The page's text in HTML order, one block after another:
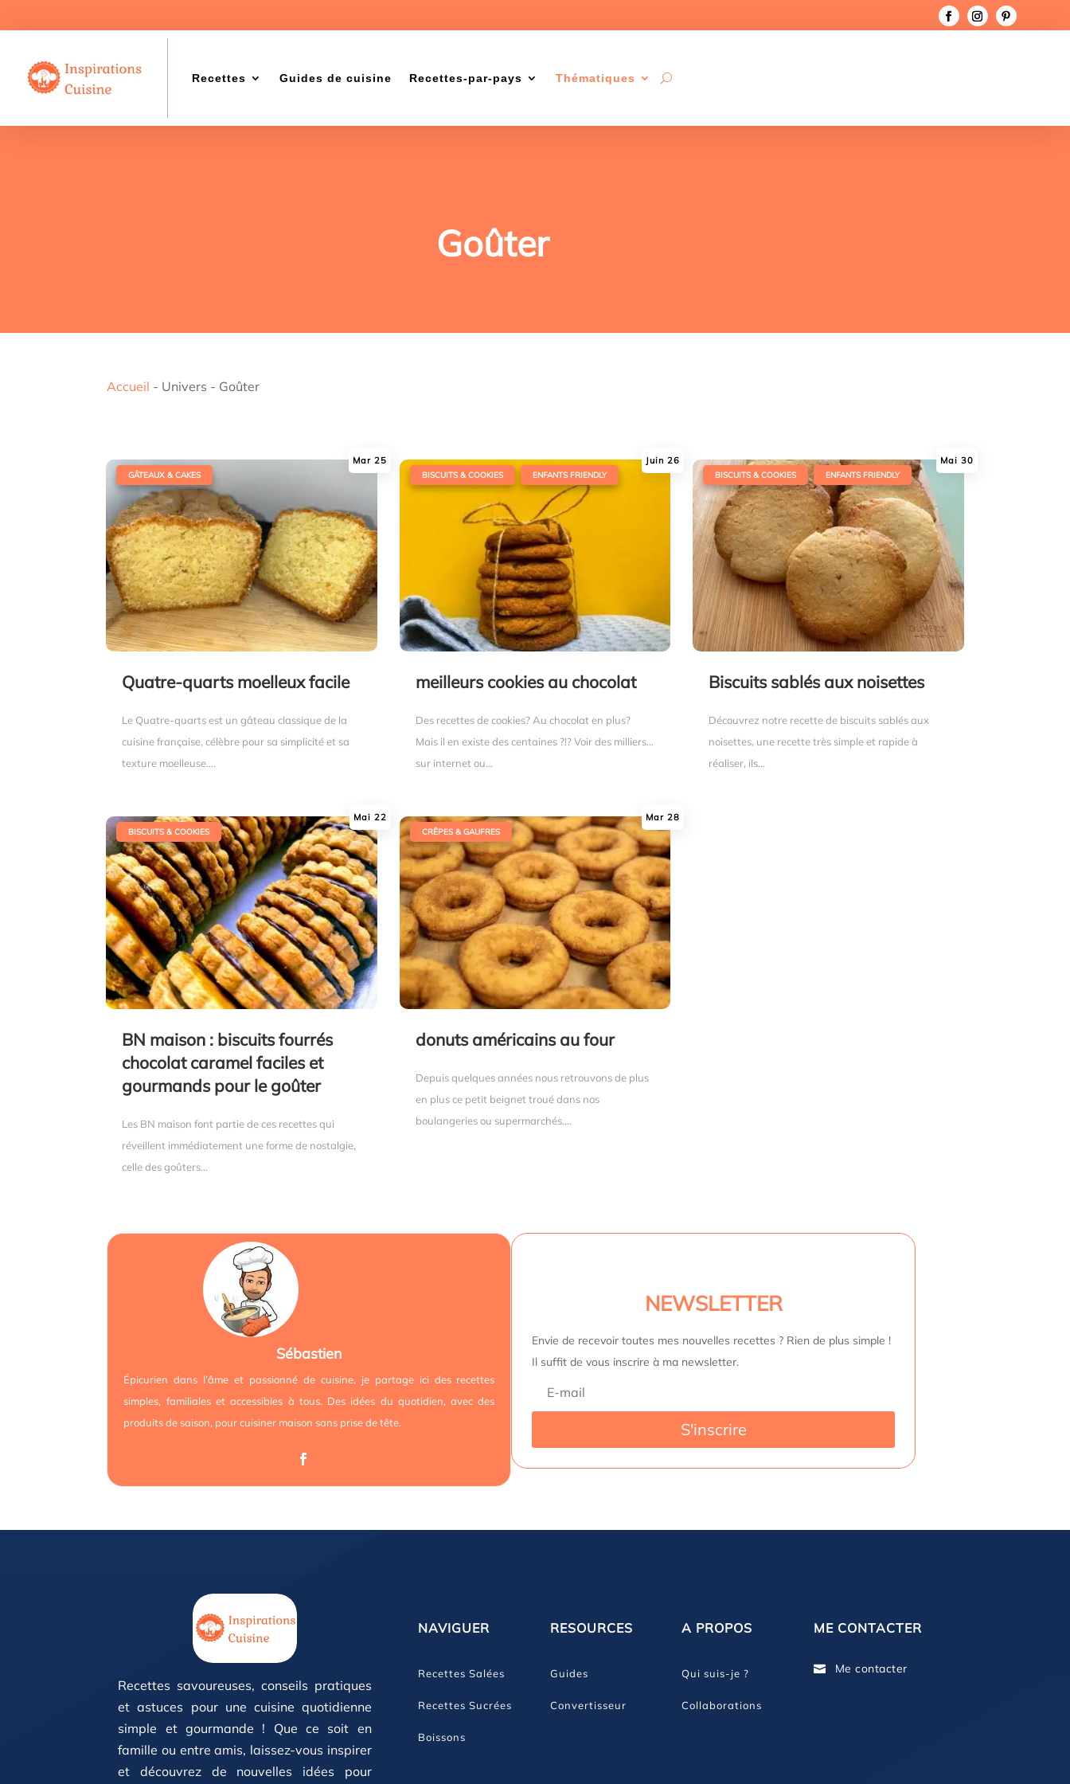
Recettes Guides de cuisine Recettes-par-pays Thématiques
Goûter
Accueil - Univers - Goûter
Quatre-quarts moelleux facile
Mar 25
GÂTEAUX & CAKES
Le Quatre-quarts est un gâteau classique de la
cuisine française, célèbre pour sa simplicité et sa
texture moelleuse....
meilleurs cookies au chocolat
Juin 26
BISCUITS & COOKIES ENFANTS FRIENDLY
Des recettes de cookies? Au chocolat en plus?
Mais il en existe des centaines ?!? Voir des milliers...
sur internet ou...
Biscuits sablés aux noisettes
Mai 30
BISCUITS & COOKIES ENFANTS FRIENDLY
Découvrez notre recette de biscuits sablés aux
noisettes, une recette très simple et rapide à
réaliser, ils...
BN maison : biscuits fourrés
chocolat caramel faciles et
gourmands pour le goûter
Mai 22
BISCUITS & COOKIES
Les BN maison font partie de ces recettes qui
réveillent immédiatement une forme de nostalgie,
celle des goûters...
donuts américains au four
Mar 28
CRÊPES & GAUFRES
Depuis quelques années nous retrouvons de plus
en plus ce petit beignet troué dans nos
boulangeries ou supermarchés....
Sébastien
Épicurien dans l’âme et passionné de cuisine, je partage ici des recettes
simples, familiales et accessibles à tous. Des idées du quotidien, avec des
produits de saison, pour cuisiner maison sans prise de tête.
NEWSLETTER
Envie de recevoir toutes mes nouvelles recettes ? Rien de plus simple !
Il suffit de vous inscrire à ma newsletter.
S'inscrire
Recettes savoureuses, conseils pratiques
et astuces pour une cuisine quotidienne
simple et gourmande ! Que ce soit en
famille ou entre amis, laissez-vous inspirer
et découvrez de nouvelles idées pour
NAVIGUER
Recettes Salées
Recettes Sucrées
Boissons
RESOURCES
Guides
Convertisseur
A PROPOS
Qui suis-je ?
Collaborations
ME CONTACTER
 Me contacter